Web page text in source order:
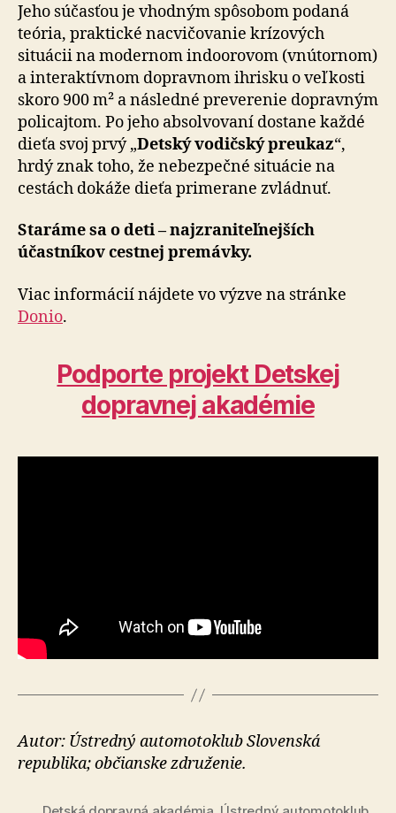
Jeho súčasťou je vhodným spôsobom podaná
teória, prak­tické nacvičovanie krízových
situácii na modernom in­doo­rovom (vnútornom)
a interaktívnom dopravnom ihrisku o veľkosti
skoro 900 m² a následné preverenie dopravným
policajtom. Po jeho absolvovaní dostane každé
dieťa svoj prvý „Detský vodičský preukaz“,
hrdý znak toho, že nebezpečné situácie na
cestách dokáže dieťa primerane zvládnuť.
Staráme sa o deti – najzraniteľnejších
účastníkov cestnej premávky.
Viac informácií nájdete vo výzve na stránke
Donio.
Podporte projekt Detskej
dopravnej akadémie
Autor: Ústredný automotoklub Slovenská
republika; občianske združenie.